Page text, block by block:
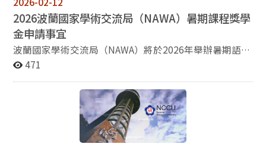
2026波蘭國家學術交流局（NAWA） 暑期課程獎學
金申請事宜
波蘭國家學術交流局（NAWA）將於2026年舉辦暑期語言
課程。NAWA提供免費課程及食宿。相關內容請參考
summer-courses 有意參與者請自行向各大學申請，或洽
詢本系向貝娜煦老師（Karolina Bednarz，email:
bednarz@nccu.edu.tw）。
471